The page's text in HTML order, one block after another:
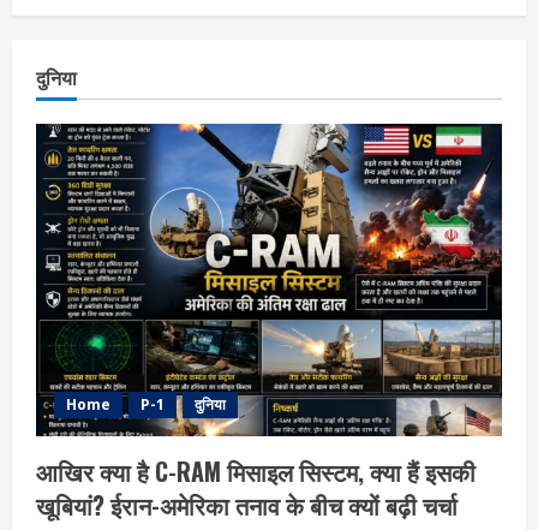
दुनिया
Home P-1 दुनिया
आखिर क्या है C-RAM मिसाइल सिस्टम, क्या हैं इसकी
खूबियां? ईरान-अमेरिका तनाव के बीच क्यों बढ़ी चर्चा